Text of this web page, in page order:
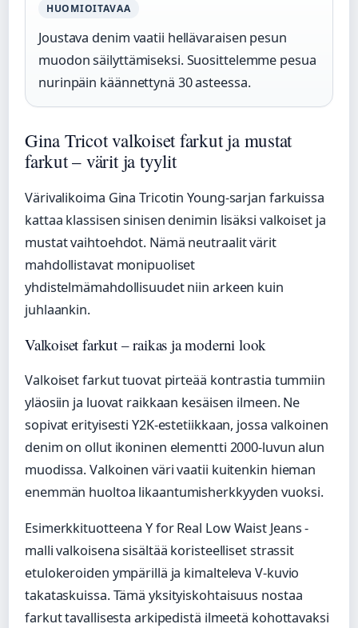
HUOMIOITAVAA
Joustava denim vaatii hellävaraisen pesun
muodon säilyttämiseksi. Suosittelemme pesua
nurinpäin käännettynä 30 asteessa.
Gina Tricot valkoiset farkut ja mustat
farkut – värit ja tyylit
Värivalikoima Gina Tricotin Young-sarjan farkuissa
kattaa klassisen sinisen denimin lisäksi valkoiset ja
mustat vaihtoehdot. Nämä neutraalit värit
mahdollistavat monipuoliset
yhdistelmämahdollisuudet niin arkeen kuin
juhlaankin.
Valkoiset farkut – raikas ja moderni look
Valkoiset farkut tuovat pirteää kontrastia tummiin
yläosiin ja luovat raikkaan kesäisen ilmeen. Ne
sopivat erityisesti Y2K-estetiikkaan, jossa valkoinen
denim on ollut ikoninen elementti 2000-luvun alun
muodissa. Valkoinen väri vaatii kuitenkin hieman
enemmän huoltoa likaantumisherkkyyden vuoksi.
Esimerkkituotteena Y for Real Low Waist Jeans -
malli valkoisena sisältää koristeelliset strassit
etulokeroiden ympärillä ja kimalteleva V-kuvio
takataskuissa. Tämä yksityiskohtaisuus nostaa
farkut tavallisesta arkipedistä ilmeetä kohottavaksi